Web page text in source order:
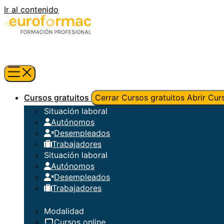
Ir al contenido
Cursos gratuitos Cerrar Cursos gratuitos Abrir
Situación laboral
Autónomos
Desempleados
Trabajadores
Situación laboral
Autónomos
Desempleados
Trabajadores
Modalidad
Cursos online